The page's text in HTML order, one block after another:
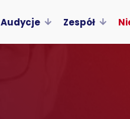
Audycje Zespół